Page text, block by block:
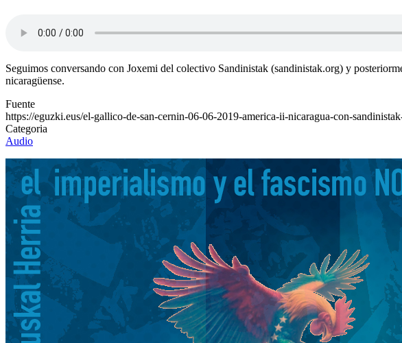
Seguimos conversando con Joxemi del colectivo Sandinistak (sandinistak.org) y
nicaragüense.
Fuente
https://eguzki.eus/el-gallico-de-san-cernin-06-06-2019-america-ii-nicaragua-con-
Categoria
Audio